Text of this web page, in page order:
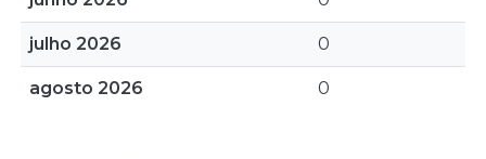
julho 2026 0
agosto 2026 0